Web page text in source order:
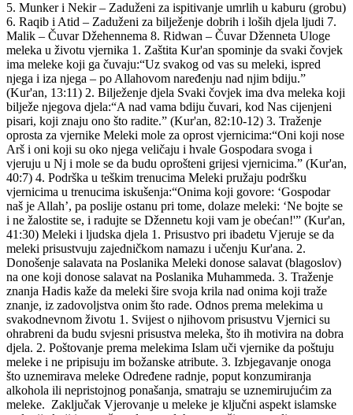
5. Munker i Nekir – Zaduženi za ispitivanje umrlih u kaburu (grobu)
6. Raqib i Atid – Zaduženi za bilježenje dobrih i loših djela ljudi 7.
Malik – Čuvar Džehennema 8. Ridwan – Čuvar Dženneta Uloge
meleka u životu vjernika 1. Zaštita Kur'an spominje da svaki čovjek
ima meleke koji ga čuvaju:“Uz svakog od vas su meleki, ispred
njega i iza njega – po Allahovom naređenju nad njim bdiju.”
(Kur'an, 13:11) 2. Bilježenje djela Svaki čovjek ima dva meleka koji
bilježe njegova djela:“A nad vama bdiju čuvari, kod Nas cijenjeni
pisari, koji znaju ono što radite.” (Kur'an, 82:10-12) 3. Traženje
oprosta za vjernike Meleki mole za oprost vjernicima:“Oni koji nose
Arš i oni koji su oko njega veličaju i hvale Gospodara svoga i
vjeruju u Nj i mole se da budu oprošteni grijesi vjernicima.” (Kur'an,
40:7) 4. Podrška u teškim trenucima Meleki pružaju podršku
vjernicima u trenucima iskušenja:“Onima koji govore: ‘Gospodar
naš je Allah’, pa poslije ostanu pri tome, dolaze meleki: ‘Ne bojte se
i ne žalostite se, i radujte se Džennetu koji vam je obećan!'” (Kur'an,
41:30) Meleki i ljudska djela 1. Prisustvo pri ibadetu Vjeruje se da
meleki prisustvuju zajedničkom namazu i učenju Kur'ana. 2.
Donošenje salavata na Poslanika Meleki donose salavat (blagoslov)
na one koji donose salavat na Poslanika Muhammeda. 3. Traženje
znanja Hadis kaže da meleki šire svoja krila nad onima koji traže
znanje, iz zadovoljstva onim što rade. Odnos prema melekima u
svakodnevnom životu 1. Svijest o njihovom prisustvu Vjernici su
ohrabreni da budu svjesni prisustva meleka, što ih motivira na dobra
djela. 2. Poštovanje prema melekima Islam uči vjernike da poštuju
meleke i ne pripisuju im božanske atribute. 3. Izbjegavanje onoga
što uznemirava meleke Određene radnje, poput konzumiranja
alkohola ili nepristojnog ponašanja, smatraju se uznemirujućim za
meleke. Zaključak Vjerovanje u meleke je ključni aspekt islamske